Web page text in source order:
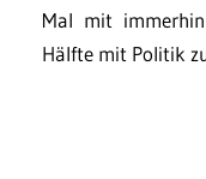
Mal mit
Hälfte mit Politik